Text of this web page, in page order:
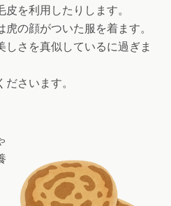
を利用したりします。
の顔がついた服を着ます。
さを真似しているに過ぎま
さいます。